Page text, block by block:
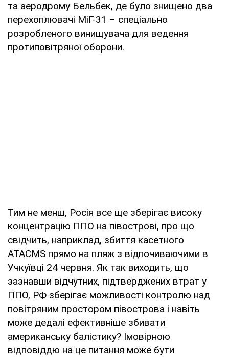
та аеродрому Бельбек, де було знищено два
перехоплювачі МіГ-31 – спеціально
розробленого винищувача для ведення
протиповітряної оборони.
Тим не менш, Росія все ще зберігає високу
концентрацію ППО на півострові, про що
свідчить, наприклад, збиття касетного
ATACMS прямо на пляж з відпочиваючими в
Учкуївці 24 червня. Як так виходить, що
зазнавши відчутних, підтверджених втрат у
ППО, РФ зберігає можливості контролю над
повітряним простором півострова і навіть
може дедалі ефективніше збивати
американську балістику? Імовірною
відповіддю на це питання може бути